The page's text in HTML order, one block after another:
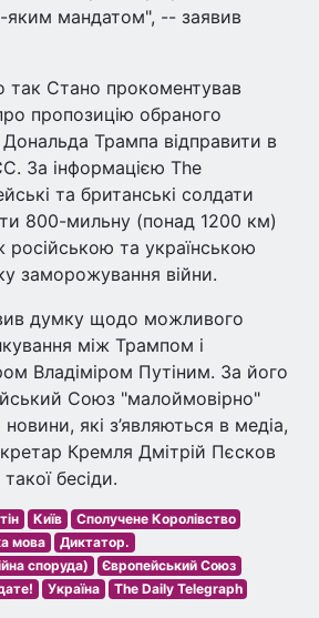
яким мандатом", -- заявив
так Стано прокоментував
пропозицію обраного
Трампа відправити в
За інформацією The
та британські солдати
800-мильну (понад 1200 км)
російською та українською
заморожування війни.
думку щодо можливого
між Трампом і
Владіміром Путіним. За його
Союз "малоймовірно"
які з’являються в медіа,
Кремля Дмітрій Пєсков
бесіди.
Київ
Сполучене Королівство
мова
Диктатор.
споруда)
Європейський Союз
Україна The Daily Telegraph